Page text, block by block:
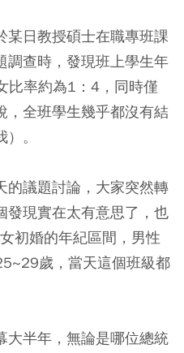
某日教授碩士在職專班課
調查時，發現班上學生年
比率約為1：4，同時僅
，全班學生幾乎都沒有結
。
的議題討論，大家突然轉
發現實在太有意思了，也
初婚的年紀區間，男性
歲，當天這個班級都
大半年，無論是哪位總統